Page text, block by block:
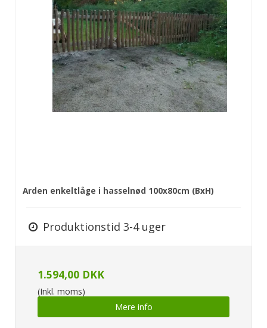
Arden enkeltlåge i hasselnød 100x80cm (BxH)
Produktionstid 3-4 uger
1.594,00 DKK
(Inkl. moms)
Mere info